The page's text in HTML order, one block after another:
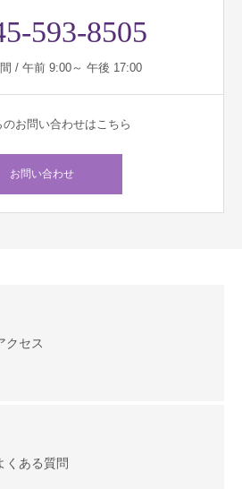
593-8505
/ 午前 9:00～ 午後 17:00
お問い合わせはこちら
お問い合わせ
クセス
くある質問